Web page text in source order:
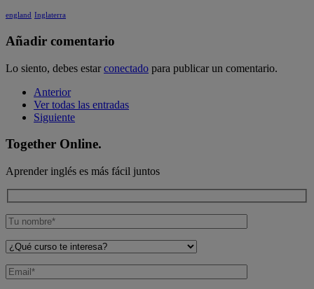
england Inglaterra
Añadir comentario
Lo siento, debes estarconectado para publicar un comentario.
Anterior
Ver todas las entradas
Siguiente
Together Online.
Aprender inglés es más fácil juntos